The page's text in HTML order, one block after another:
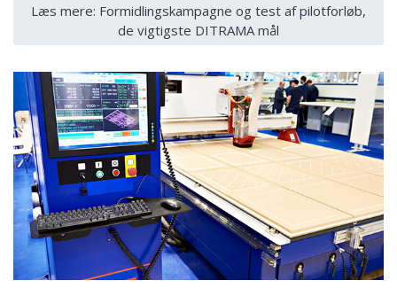
Læs mere: Formidlingskampagne og test af pilotforløb,
de vigtigste DITRAMA mål